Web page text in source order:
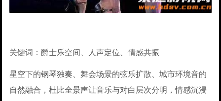
关键词：爵士乐空间、人声定位、情感共振
星空下的钢琴独奏、舞会场景的弦乐扩散、城市环境音的
自然融合，杜比全景声让音乐与对白层次分明，情感沉浸